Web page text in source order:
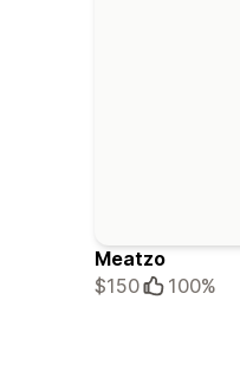
Meatzo
$150
100%